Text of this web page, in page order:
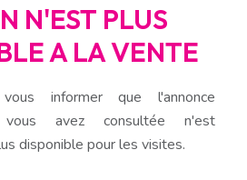
N'EST PLUS
A LA VENTE
informer que l'annonce
avez consultée n'est
disponible pour les visites.